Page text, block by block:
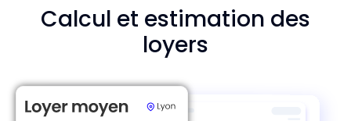
Calcul et estimation des
loyers